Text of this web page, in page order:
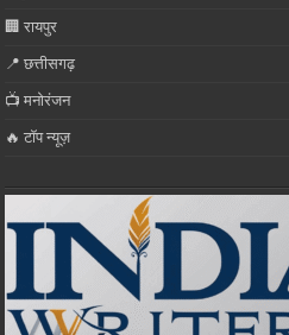
🏢 रायपुर
📍 छत्तीसगढ़
📺 मनोरंजन
🔥 टॉप न्यूज़